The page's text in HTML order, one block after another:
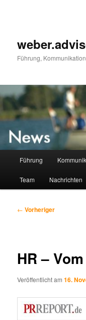
Führung,
Führung
Team Nachrichten
Beitragsnavigation
← Vorheriger
HR –
Veröffentlicht am16.